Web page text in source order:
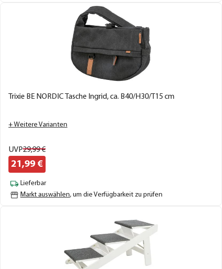
Trixie BE NORDIC Tasche Ingrid, ca. B40/H30/T15 cm
+ Weitere Varianten
UVP29,99€
21,99 €
Lieferbar
Markt auswählen, um die Verfügbarkeit zu prüfen